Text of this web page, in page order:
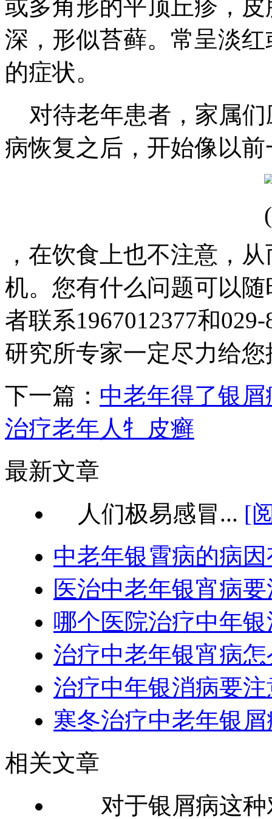
或多角形的平顶丘疹，
深，形似苔藓。常呈淡
的症状。
对待老年患者，家属们
病恢复之后，开始像以
，在饮食上也不注意，
机。您有什么问题可以
者联系1967012377和
研究所专家一定尽力给
下一篇： 中老年得了银
治疗老年人牜皮癣
最新文章
人们极易感冒... [
中老年银霄病的病
医治中老年银宵病
哪个医院治疗中年
治疗中老年银宵病
治疗中年银消病要
寒冬治疗中老年银
相关文章
对于银屑病这种